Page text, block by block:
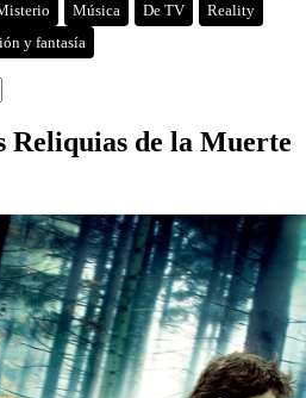
Música De TV
Reality
y fantasía
de la Muerte